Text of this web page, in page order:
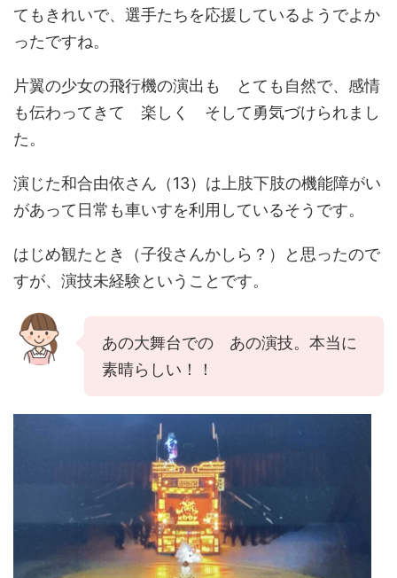
てもきれいで、選手たちを応援しているようでよか
ったですね。
片翼の少女の飛行機の演出も とても自然で、感情
も伝わってきて 楽しく そして勇気づけられまし
た。
演じた和合由依さん（13）は上肢下肢の機能障がい
があって日常も車いすを利用しているそうです。
はじめ観たとき（子役さんかしら？）と思ったので
すが、演技未経験ということです。
あの大舞台での あの演技。本当に
素晴らしい！！